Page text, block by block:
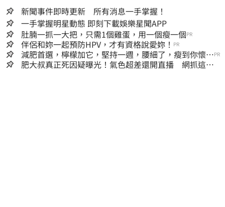
新聞事件即時更新 所有消息一手掌握！
一手掌握明星動態 即刻下載娛樂星聞APP
肚腩一抓一大把，只需1個雞蛋，用一個瘦一個PR
伴侶和妳一起預防HPV，才有資格說愛妳！ PR
減肥首選，檸檬加它，堅持一週，腰細了，瘦到你懷疑
人生
PR
肥大叔真正死因疑曝光！氣色超差還開直播 網抓這一